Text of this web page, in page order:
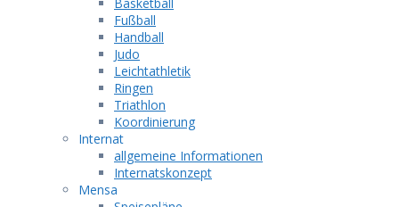
Fußball
Handball
Judo
Leichtathletik
Ringen
Triathlon
Koordinierung
Internat
allgemeine Informationen
Internatskonzept
Mensa